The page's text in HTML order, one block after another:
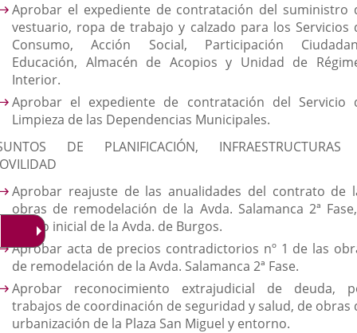
Aprobar el expediente de contratación del suministro
vestuario, ropa de trabajo y calzado para los Servicios
Consumo, Acción Social, Participación
Educación, Almacén de Acopios y Unidad de
Interior.
Aprobar el expediente de contratación del Servicio
Limpieza de las Dependencias Municipales.
DE PLANIFICACIÓN,
Aprobar reajuste de las anualidades del contrato de
obras de remodelación de la Avda. Salamanca 2ª
tramo inicial de la Avda. de Burgos.
Aprobar acta de precios contradictorios nº 1 de las
de remodelación de la Avda. Salamanca 2ª Fase.
Aprobar reconocimiento extrajudicial de deuda,
trabajos de coordinación de seguridad y salud, de obras
urbanización de la Plaza San Miguel y entorno.